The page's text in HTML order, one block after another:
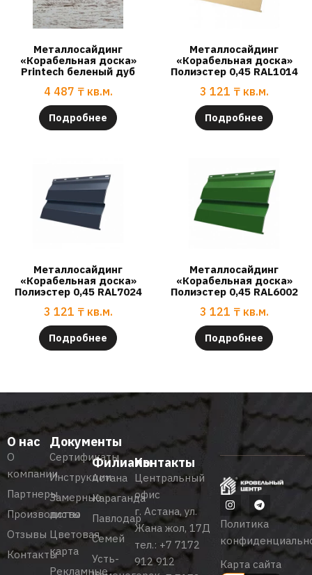
Металлосайдинг
«Корабельная доска»
Printech беленый дуб
4 487 ₸ кв.м.
Подробнее
Металлосайдинг
«Корабельная доска»
Полиэстер 0,45 RAL1014
3 121 ₸ кв.м.
Подробнее
Металлосайдинг
«Корабельная доска»
Полиэстер 0,45 RAL7024
3 121 ₸ кв.м.
Подробнее
Металлосайдинг
«Корабельная доска»
Полиэстер 0,45 RAL6002
3 121 ₸ кв.м.
Подробнее
О нас
О
компании
Партнеры
Производство
Отзывы
Контакты
Документы
Сертификаты
Инструкции
Замерные
листы
Цветовая
карта
Рекламные
Филиалы
Астана
Караганда
Павлодар
Семей
Усть-
Контакты
Центральный
офис
г. Астана, ул.
Жана жол, 17Д
тел.: +7 7172
912 912
Политика
Карта сайта